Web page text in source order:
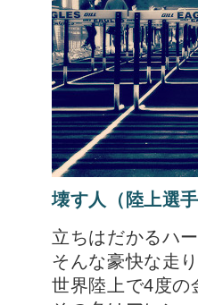
壊す人（陸上選
立ちはだかるハ
そんな豪快な走
世界陸上で4度の